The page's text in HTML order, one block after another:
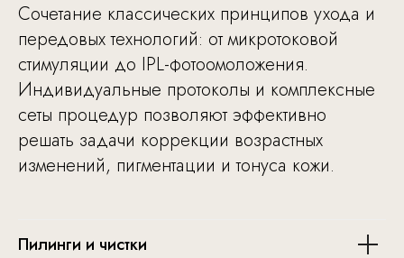
Сочетание классических принципов ухода и
передовых технологий: от микротоковой
стимуляции до IPL-фотоомоложения.
Индивидуальные протоколы и комплексные
сеты процедур позволяют эффективно
решать задачи коррекции возрастных
изменений, пигментации и тонуса кожи.
Пилинги и чистки